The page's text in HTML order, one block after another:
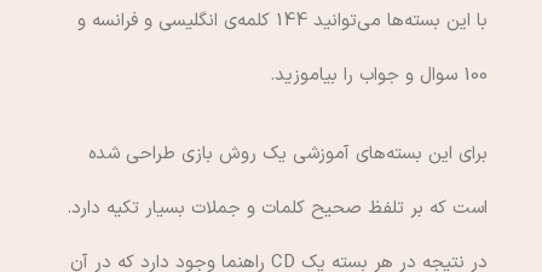
با این بسته‌ها می‌توانید 144 کلمه‌ی انگلیسی و فرانسه و
100 سوال و جواب را بیاموزید.
برای این بسته‌های آموزشی یک روش بازی طراحی شده
است که بر تلفظ صحیح کلمات و جملات بسیار تکیه دارد.
در نتیجه در هر بسته یک CD راهنما وجود دارد که در آن